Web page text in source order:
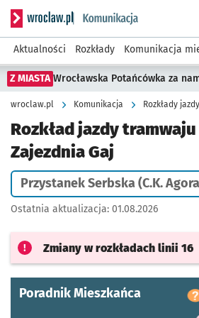
Serwis informacyjny wroclaw.pl
Aktualności Rozkłady Komunikacja
Z MIASTA Wrocławska Potańcówka za
wroclaw.pl Komunikacja Rozkłady
Rozkład jazdy
Zajezdnia Gaj
Przystanek Serbska (C.K.
Ostatnia aktualizacja: 01.08.2026
Zmiany w rozkładach linii 16
Poradnik Mieszkańca